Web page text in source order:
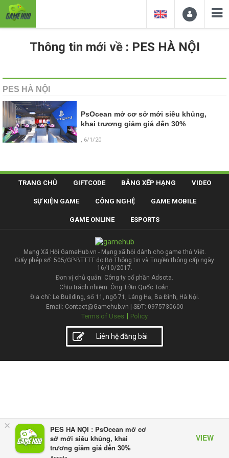
×
PES HÀ NỘI : PsOcean mở cơ
sở mới siêu khủng, khai
trương giảm giá đến 30%
VIEW
Thông tin mới về : PES HÀ NỘI
PES HÀ NỘI
PsOcean mở cơ sở mới siêu khủng,
khai trương giảm giá đến 30%
, 6/1/20
TRANG CHỦ GIFTCODE BẢNG XẾP HẠNG VIDEO
SỰ KIỆN GAME CÔNG NGHỆ GAME MOBILE
GAME ONLINE ESPORTS
Mạng Xã Hội GameHub.vn - Mạng xã hội dành cho game thủ Việt.
Giấy phép số: 505/GP-BTTTT do Bộ Thông tin và Truyền thông cấp ngày
16/10/2017.
Đơn vị chủ quản: Công ty cổ phần Adsota.
Chịu trách nhiệm: Ông Trần Quốc Toản.
Địa chỉ: Le Building, số 11, ngõ 71, Láng Hạ, Ba Đình, Hà Nội.
Email: Contact@Gamehub.vn | SĐT: 0975730600
Terms of Uses | Policy
Liên hệ đăng bài